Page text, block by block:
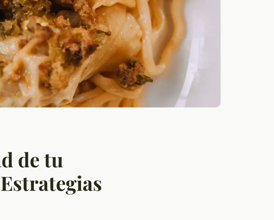
de tu